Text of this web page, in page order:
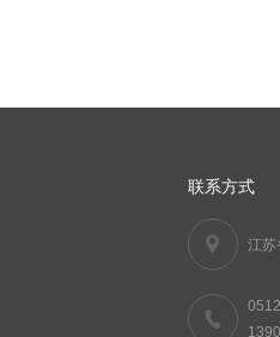
联系方式
江苏